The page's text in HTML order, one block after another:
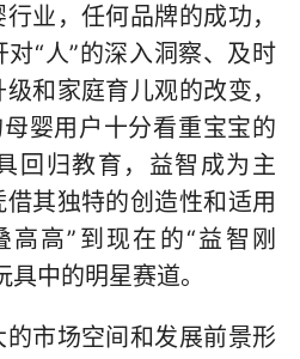
业，任何品牌的成功，
“人”的深入洞察、及时
和家庭育儿观的改变，
婴用户十分看重宝宝的
回归教育，益智成为主
其独特的创造性和适用
高”到现在的“益智刚
中的明星赛道。
市场空间和发展前景形